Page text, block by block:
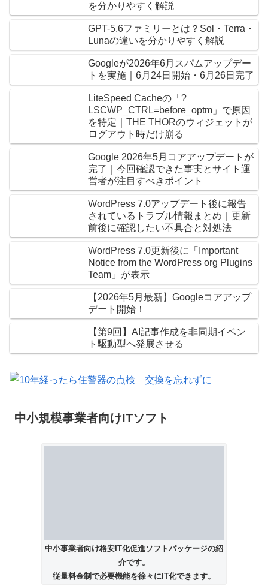
を分かりやすく解説
GPT-5.6ファミリーとは？Sol・Terra・
Lunaの違いを分かりやすく解説
Googleが2026年6月スパムアップデー
トを実施｜6月24日開始・6月26日完了
LiteSpeed Cacheの「?
LSCWP_CTRL=before_optm」で原因
を特定｜THE THORのウィジェットが
ログアウト時だけ崩る
Google 2026年5月コアアップデートが
完了｜今回確認できた事実とサイト運
営者が注目すべきポイント
WordPress 7.0アップデート後に報告
されているトラブル情報まとめ｜更新
前後に確認したい不具合と対処法
WordPress 7.0更新後に「Important
Notice from the WordPress org Plugins
Team」が表示
【2026年5月最新】Googleコアアップ
デート開始！
【第9回】AI記事作成を非同期イベン
ト駆動型へ発展させる
中小規模事業者向けITソフト
中小事業者向け格安IT化促進ソフトパッケージの紹
介です。
従量料金制で必要機能を徐々にIT化できます。